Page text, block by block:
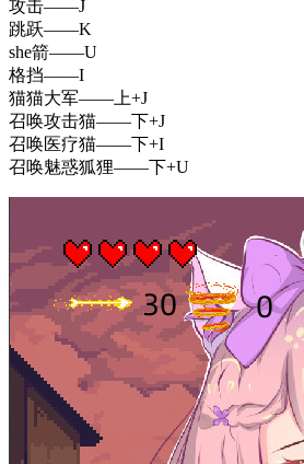
攻击——J
跳跃——K
she箭——U
格挡——I
猫猫大军——上+J
召唤攻击猫——下+J
召唤医疗猫——下+I
召唤魅惑狐狸——下+U